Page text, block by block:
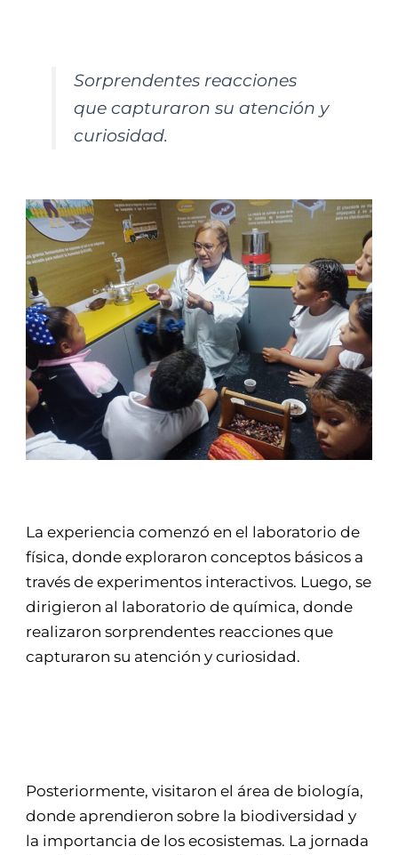
Sorprendentes reacciones
que capturaron su atención y
curiosidad.
La experiencia comenzó en el laboratorio de
física, donde exploraron conceptos básicos a
través de experimentos interactivos. Luego, se
dirigieron al laboratorio de química, donde
realizaron sorprendentes reacciones que
capturaron su atención y curiosidad.
Posteriormente, visitaron el área de biología,
donde aprendieron sobre la biodiversidad y
la importancia de los ecosistemas. La jornada